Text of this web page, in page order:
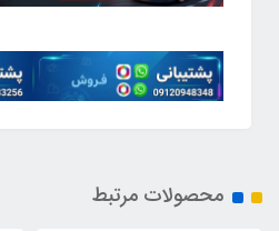
محصولات مرتبط